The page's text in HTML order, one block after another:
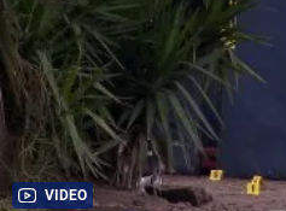
VIDEO